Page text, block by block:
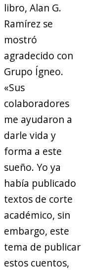
libro, Alan G.
Ramírez se
mostró
agradecido con
Grupo Ígneo.
«Sus
colaboradores
me ayudaron a
darle vida y
forma a este
sueño. Yo ya
había publicado
textos de corte
académico, sin
embargo, este
tema de publicar
estos cuentos,